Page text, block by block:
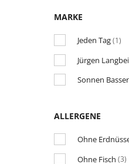
MARKE
Jeden Tag(1)
Jürgen
Sonnen
ALLERGENE
Ohne
Ohne Fisch (3)